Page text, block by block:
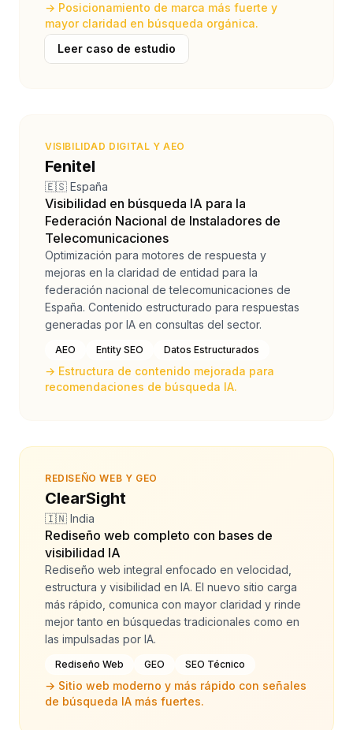
→ Posicionamiento de marca más fuerte y
mayor claridad en búsqueda orgánica.
Leer caso de estudio
VISIBILIDAD DIGITAL Y AEO
Fenitel
🇪🇸 España
Visibilidad en búsqueda IA para la
Federación Nacional de Instaladores de
Telecomunicaciones
Optimización para motores de respuesta y
mejoras en la claridad de entidad para la
federación nacional de telecomunicaciones de
España. Contenido estructurado para respuestas
generadas por IA en consultas del sector.
AEO Entity SEO Datos Estructurados
→ Estructura de contenido mejorada para
recomendaciones de búsqueda IA.
REDISEÑO WEB Y GEO
ClearSight
🇮🇳 India
Rediseño web completo con bases de
visibilidad IA
Rediseño web integral enfocado en velocidad,
estructura y visibilidad en IA. El nuevo sitio carga
más rápido, comunica con mayor claridad y rinde
mejor tanto en búsquedas tradicionales como en
las impulsadas por IA.
Rediseño Web GEO SEO Técnico
→ Sitio web moderno y más rápido con señales
de búsqueda IA más fuertes.